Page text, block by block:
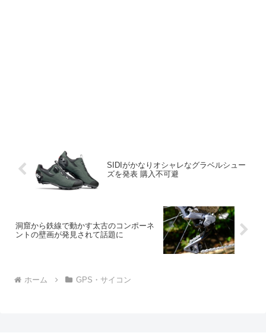
SIDIがかなりオシャレなグラベルシュー
ズを発表 購入不可避
洞窟から鉄線で動かす太古のコンポーネ
ントの壁画が発見されて話題に
ホーム GPS・サイコン